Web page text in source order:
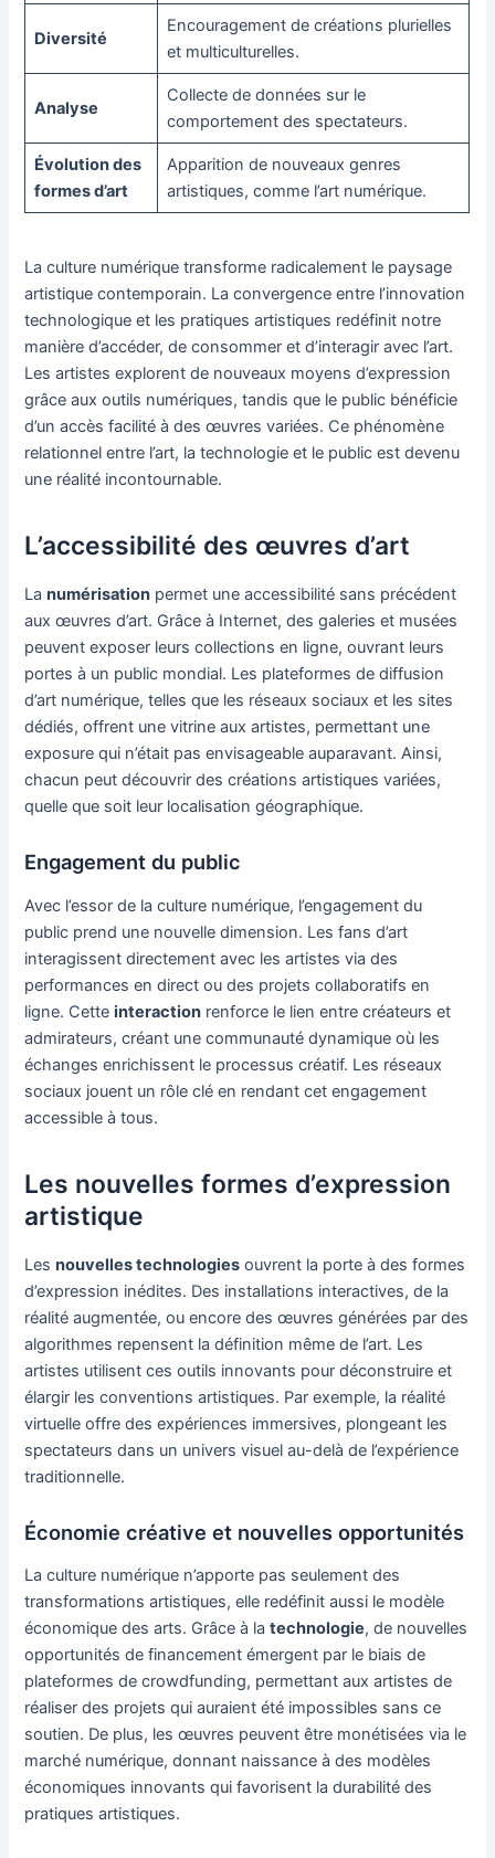
Diversité
Encouragement de créations plurielles
et multiculturelles.
Analyse
Collecte de données sur le
comportement des spectateurs.
Évolution des
formes d’art
Apparition de nouveaux genres
artistiques, comme l’art numérique.
La culture numérique transforme radicalement le paysage
artistique contemporain. La convergence entre l’innovation
technologique et les pratiques artistiques redéfinit notre
manière d’accéder, de consommer et d’interagir avec l’art.
Les artistes explorent de nouveaux moyens d’expression
grâce aux outils numériques, tandis que le public bénéficie
d’un accès facilité à des œuvres variées. Ce phénomène
relationnel entre l’art, la technologie et le public est devenu
une réalité incontournable.
L’accessibilité des œuvres d’art
Lanumérisation permet une accessibilité sans précédent
aux œuvres d’art. Grâce à Internet, des galeries et musées
peuvent exposer leurs collections en ligne, ouvrant leurs
portes à un public mondial. Les plateformes de diffusion
d’art numérique, telles que les réseaux sociaux et les sites
dédiés, offrent une vitrine aux artistes, permettant une
exposure qui n’était pas envisageable auparavant. Ainsi,
chacun peut découvrir des créations artistiques variées,
quelle que soit leur localisation géographique.
Engagement du public
Avec l’essor de la culture numérique, l’engagement du
public prend une nouvelle dimension. Les fans d’art
interagissent directement avec les artistes via des
performances en direct ou des projets collaboratifs en
ligne. Cetteinteraction renforce le lien entre créateurs et
admirateurs, créant une communauté dynamique où les
échanges enrichissent le processus créatif. Les réseaux
sociaux jouent un rôle clé en rendant cet engagement
accessible à tous.
Les nouvelles formes d’expression
artistique
Lesnouvelles technologies ouvrent la porte à des formes
d’expression inédites. Des installations interactives, de la
réalité augmentée, ou encore des œuvres générées par des
algorithmes repensent la définition même de l’art. Les
artistes utilisent ces outils innovants pour déconstruire et
élargir les conventions artistiques. Par exemple, la réalité
virtuelle offre des expériences immersives, plongeant les
spectateurs dans un univers visuel au-delà de l’expérience
traditionnelle.
Économie créative et nouvelles opportunités
La culture numérique n’apporte pas seulement des
transformations artistiques, elle redéfinit aussi le modèle
économique des arts. Grâce à latechnologie, de nouvelles
opportunités de financement émergent par le biais de
plateformes de crowdfunding, permettant aux artistes de
réaliser des projets qui auraient été impossibles sans ce
soutien. De plus, les œuvres peuvent être monétisées via le
marché numérique, donnant naissance à des modèles
économiques innovants qui favorisent la durabilité des
pratiques artistiques.